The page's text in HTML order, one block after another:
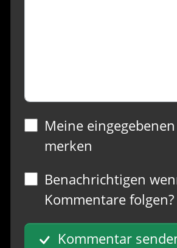
Meine
merken
Benachrichtigen
Kommentare folgen?
Kommentar